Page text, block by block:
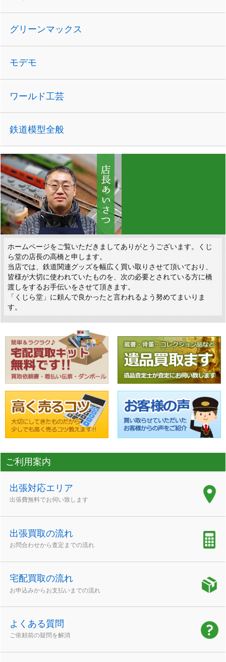
グリーンマックス
モデモ
ワールド工芸
鉄道模型全般
ホームページをご覧いただきましてありがとうございます。くじ
ら堂の店長の高橋と申します。
当店では、鉄道関連グッズを幅広く買い取りさせて頂いており、
皆様が大切に使われていたものを、次の必要とされている方に橋
渡しをするお手伝いをさせて頂きます。
「くじら堂」に頼んで良かったと言われるよう努めてまいりま
す。
ご利用案内
出張対応エリア
出張費無料でお伺い致します
出張買取の流れ
お問合わせから査定までの流れ
宅配買取の流れ
お申込みからお支払いまでの流れ
よくある質問
ご依頼前の疑問を解消